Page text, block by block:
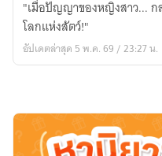
พฤกษา
ปฏิวัติ
อารยธรรม
"เมื่อปัญญาของหญิงสาว... ก
โลกแห่งสัตว์!"
อัปเดตล่าสุด 5 พ.ค. 69 / 23:27 น.